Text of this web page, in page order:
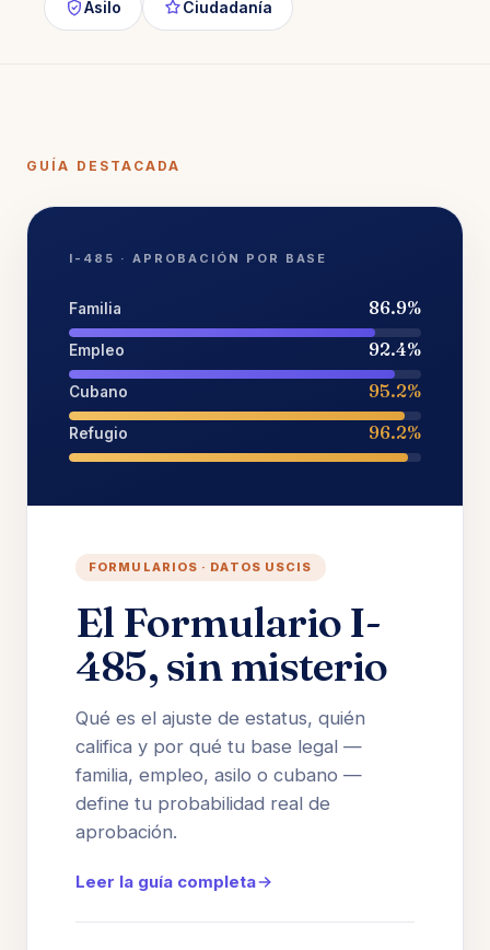
Asilo Ciudadanía
GUÍA DESTACADA
I-485 · APROBACIÓN POR BASE
Familia 86.9%
Empleo 92.4%
Cubano 95.2%
Refugio 96.2%
FORMULARIOS · DATOS USCIS
El Formulario I-
485, sin misterio
Qué es el ajuste de estatus, quién
califica y por qué tu base legal —
familia, empleo, asilo o cubano —
define tu probabilidad real de
aprobación.
Leer la guía completa